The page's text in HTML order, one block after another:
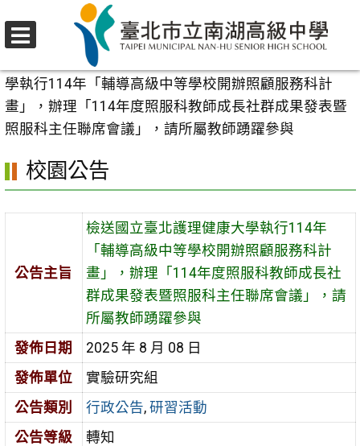
至
要
內
容
校園公告
學執行114年「輔導高級中等學校開辦照顧服務科計
畫」，辦理「114年度照服科教師成長社群成果發表暨
照服科主任聯席會議」，請所屬教師踴躍參與
校園公告
公告主旨
檢送國立臺北護理健康大學執行114年
「輔導高級中等學校開辦照顧服務科計
畫」，辦理「114年度照服科教師成長社
群成果發表暨照服科主任聯席會議」，請
所屬教師踴躍參與
發佈日期
2025 年 8 月 08 日
發佈單位
實驗研究組
公告類別
行政公告, 研習活動
公告等級
轉知
選
單